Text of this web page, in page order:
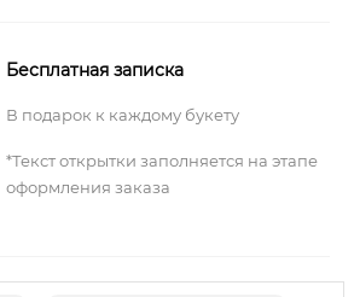
Бесплатная записка
В подарок к каждому букету
*Текст открытки заполняется на этапе
оформления заказа